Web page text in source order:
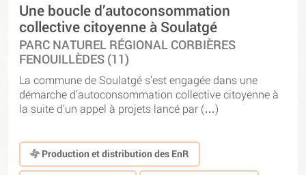
Une boucle d’autoconsommation
collective citoyenne à Soulatgé
PARC NATUREL RÉGIONAL CORBIÈRES
FENOUILLÈDES (11)
La commune de Soulatgé s’est engagée dans une
démarche d’autoconsommation collective citoyenne à
la suite d’un appel à projets lancé par (…)
Production et distribution des EnR